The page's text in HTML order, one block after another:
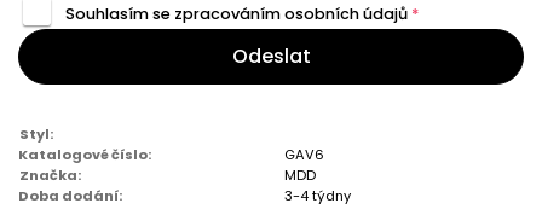
Souhlasím se zpracovánímosobních údajů *
Odeslat
Styl:
Katalogové číslo:
GAV6
Značka:
MDD
Doba dodání:
3-4 týdny